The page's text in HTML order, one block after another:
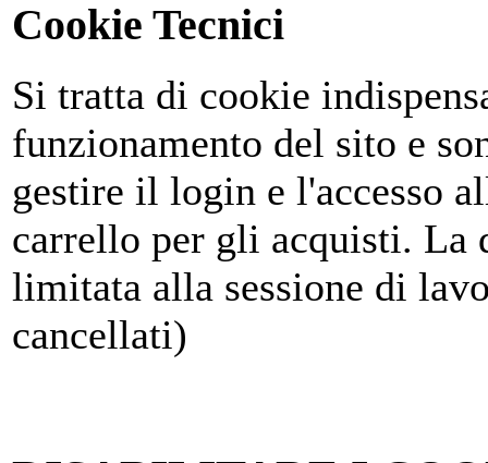
Cookie Tecnici
Si tratta di cookie
funzionamento del sito e
gestire il login e l'accesso
carrello per gli acquisti. La
limitata alla sessione di
cancellati)